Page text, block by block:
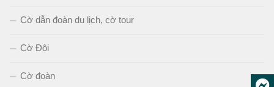
Cờ dẫn đoàn du lịch, cờ tour
Cờ Đội
Cờ đoàn